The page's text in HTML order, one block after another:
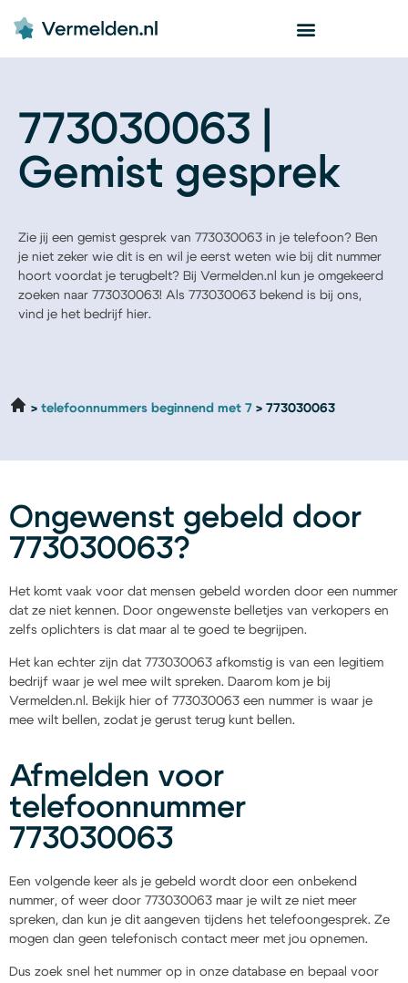
773030063 |
Gemist gesprek
Zie jij een gemist gesprek van 773030063 in je telefoon? Ben
je niet zeker wie dit is en wil je eerst weten wie bij dit nummer
hoort voordat je terugbelt? Bij Vermelden.nl kun je omgekeerd
zoeken naar 773030063! Als 773030063 bekend is bij ons,
vind je het bedrijf hier.
telefoonnummers beginnend met 7 773030063
Ongewenst gebeld door
773030063?
Het komt vaak voor dat mensen gebeld worden door een nummer
dat ze niet kennen. Door ongewenste belletjes van verkopers en
zelfs oplichters is dat maar al te goed te begrijpen.
Het kan echter zijn dat 773030063 afkomstig is van een legitiem
bedrijf waar je wel mee wilt spreken. Daarom kom je bij
Vermelden.nl. Bekijk hier of 773030063 een nummer is waar je
mee wilt bellen, zodat je gerust terug kunt bellen.
Afmelden voor
telefoonnummer
773030063
Een volgende keer als je gebeld wordt door een onbekend
nummer, of weer door 773030063 maar je wilt ze niet meer
spreken, dan kun je dit aangeven tijdens het telefoongesprek. Ze
mogen dan geen telefonisch contact meer met jou opnemen.
Dus zoek snel het nummer op in onze database en bepaal voor